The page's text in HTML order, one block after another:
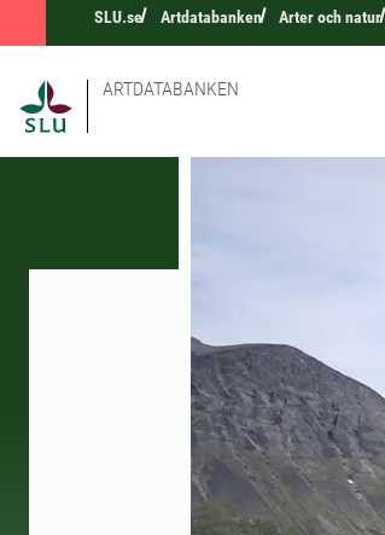
SLU.se Artdatabanken Arter och natur
ARTDATABANKEN